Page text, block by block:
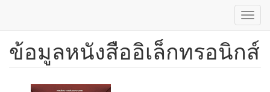
ข้าม
ข้อมูลหนังสืออิเล็กทรอนิกส์